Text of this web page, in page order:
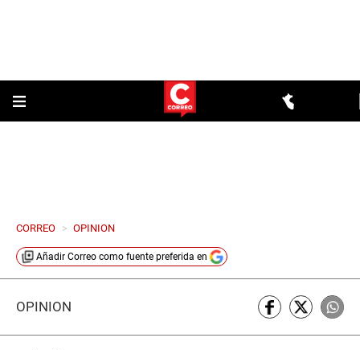
CORREO > OPINION
Añadir Correo como fuente preferida en
OPINIÓN